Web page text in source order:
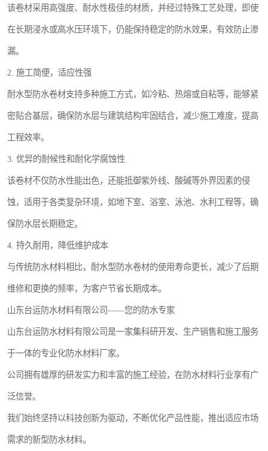
该卷材采用高强度、耐水性极佳的材质，并经过特殊工艺处理，即使
在长期浸水或高水压环境下，仍能保持稳定的防水效果，有效防止渗
漏。
2. 施工简便，适应性强
耐水型防水卷材支持多种施工方式，如冷粘、热熔或自粘等，能够紧
密贴合基层，确保防水层与建筑结构牢固结合，减少施工难度，提高
工程效率。
3. 优异的耐候性和耐化学腐蚀性
该卷材不仅防水性能出色，还能抵御紫外线、酸碱等外界因素的侵
蚀，适用于各类复杂环境，如地下室、浴室、泳池、水利工程等，确
保防水层长期稳定。
4. 持久耐用，降低维护成本
与传统防水材料相比，耐水型防水卷材的使用寿命更长，减少了后期
维修和更换的频率，为客户节省长期成本。
山东台运防水材料有限公司——您的防水专家
山东台运防水材料有限公司是一家集科研开发、生产销售和施工服务
于一体的专业化防水材料厂家。
公司拥有雄厚的研发实力和丰富的施工经验，在防水材料行业享有广
泛信誉。
我们始终坚持以科技创新为驱动，不断优化产品性能，推出适应市场
需求的新型防水材料。